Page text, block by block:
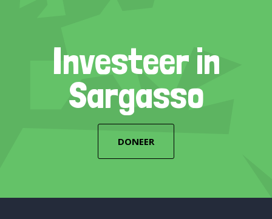
Investeer in
Sargasso
DONEER